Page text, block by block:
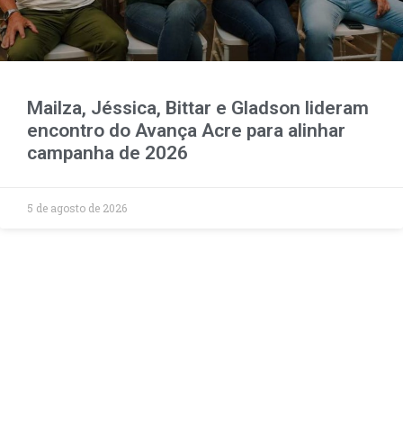
Mailza, Jéssica, Bittar e Gladson lideram
encontro do Avança Acre para alinhar
campanha de 2026
5 de agosto de 2026